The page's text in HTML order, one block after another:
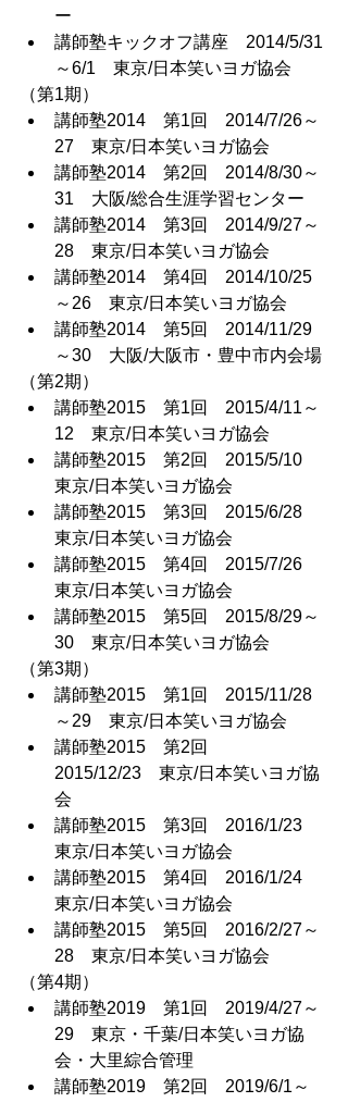
ー
講師塾キックオフ講座　2014/5/31
～6/1　東京/日本笑いヨガ協会
（第1期）
講師塾2014　第1回　2014/7/26～
27　東京/日本笑いヨガ協会
講師塾2014　第2回　2014/8/30～
31　大阪/総合生涯学習センター
講師塾2014　第3回　2014/9/27～
28　東京/日本笑いヨガ協会
講師塾2014　第4回　2014/10/25
～26　東京/日本笑いヨガ協会
講師塾2014　第5回　2014/11/29
～30　大阪/大阪市・豊中市内会場
（第2期）
講師塾2015　第1回　2015/4/11～
12　東京/日本笑いヨガ協会
講師塾2015　第2回　2015/5/10
東京/日本笑いヨガ協会
講師塾2015　第3回　2015/6/28
東京/日本笑いヨガ協会
講師塾2015　第4回　2015/7/26
東京/日本笑いヨガ協会
講師塾2015　第5回　2015/8/29～
30　東京/日本笑いヨガ協会
（第3期）
講師塾2015　第1回　2015/11/28
～29　東京/日本笑いヨガ協会
講師塾2015　第2回
2015/12/23　東京/日本笑いヨガ協
会
講師塾2015　第3回　2016/1/23
東京/日本笑いヨガ協会
講師塾2015　第4回　2016/1/24
東京/日本笑いヨガ協会
講師塾2015　第5回　2016/2/27～
28　東京/日本笑いヨガ協会
（第4期）
講師塾2019　第1回　2019/4/27～
29　東京・千葉/日本笑いヨガ協
会・大里綜合管理
講師塾2019　第2回　2019/6/1～